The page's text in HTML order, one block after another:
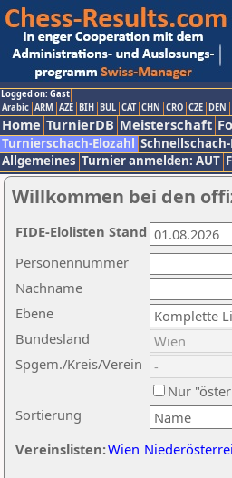
Logged on: Gast
Arabic ARM AZE BIH BUL CAT CHN CRO CZE DEN
Home TurnierDB Meisterschaft
Turnierschach-Elozahl
Allgemeines Turnier anmelden: AUT
Willkommen bei den
Nachname
Ebene
Sortierung
Personennummer
Bundesland
Spgem./Kreis/Verein
Nur
Vereinslisten:Wien
FIDE-Elolisten Stand